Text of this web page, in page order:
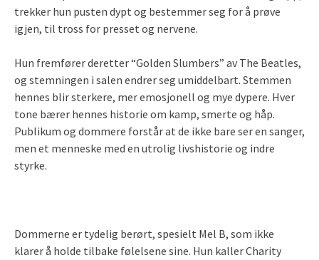
trekker hun pusten dypt og bestemmer seg for å prøve
igjen, til tross for presset og nervene.
Hun fremfører deretter “Golden Slumbers” av The Beatles,
og stemningen i salen endrer seg umiddelbart. Stemmen
hennes blir sterkere, mer emosjonell og mye dypere. Hver
tone bærer hennes historie om kamp, smerte og håp.
Publikum og dommere forstår at de ikke bare ser en sanger,
men et menneske med en utrolig livshistorie og indre
styrke.
Dommerne er tydelig berørt, spesielt Mel B, som ikke
klarer å holde tilbake følelsene sine. Hun kaller Charity